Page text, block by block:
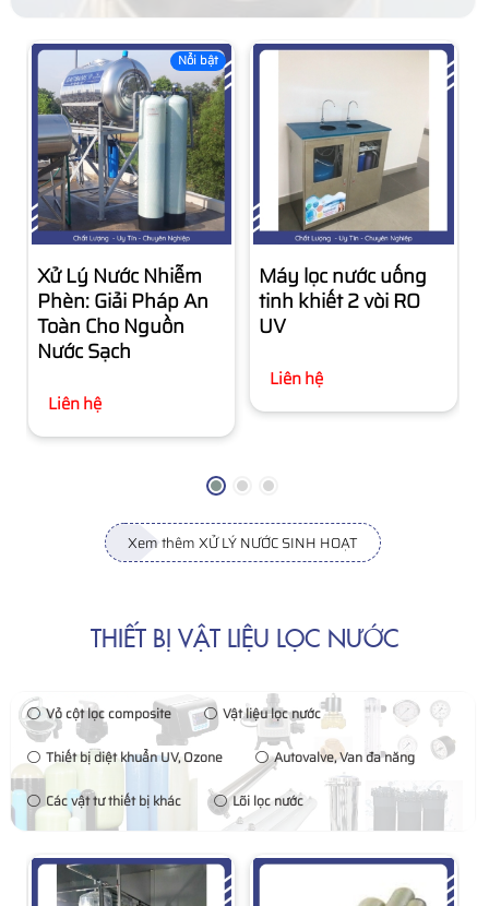
Nổi bật
Xử Lý Nước Nhiễm
Phèn: Giải Pháp An
Toàn Cho Nguồn
Nước Sạch
Liên hệ
Máy lọc nước uống
tinh khiết 2 vòi RO
UV
Liên hệ
Xem thêm XỬ LÝ NƯỚC SINH HOẠT
THIẾT BỊ VẬT LIỆU LỌC NƯỚC
Vỏ cột lọc composite Vật liệu lọc nước
Thiết bị diệt khuẩn UV, Ozone Autovalve, Van đa năng
Các vật tư thiết bị khác Lõi lọc nước